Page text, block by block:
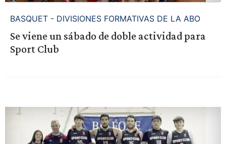
BASQUET - DIVISIONES FORMATIVAS DE LA ABO
Se viene un sábado de doble actividad para
Sport Club